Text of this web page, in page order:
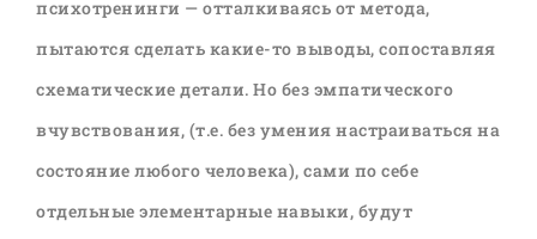
психотренинги — отталкиваясь от метода,
пытаются сделать какие-то выводы, сопоставляя
схематические детали. Но без эмпатического
вчувствования, (т.е. без умения настраиваться на
состояние любого человека), сами по себе
отдельные элементарные навыки, будут